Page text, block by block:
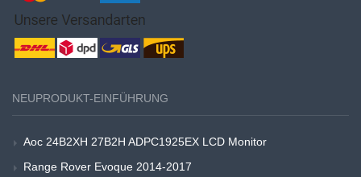
NEUPRODUKT-EINFÜHRUNG
Aoc 24B2XH 27B2H ADPC1925EX LCD Monitor
Range Rover Evoque 2014-2017